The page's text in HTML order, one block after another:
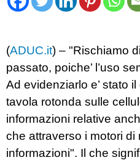
(ADUC.it) – "Rischiamo
passato, poiche’ l’uso
Ad evidenziarlo e’ stato
tavola rotonda sulle
informazioni relative
che attraverso i motori
informazioni". Il che